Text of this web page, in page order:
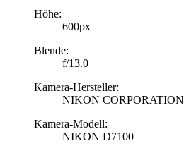
Höhe:
600px
Blende:
f/13.0
Kamera-Hersteller:
NIKON CORPORATION
Kamera-Modell:
NIKON D7100